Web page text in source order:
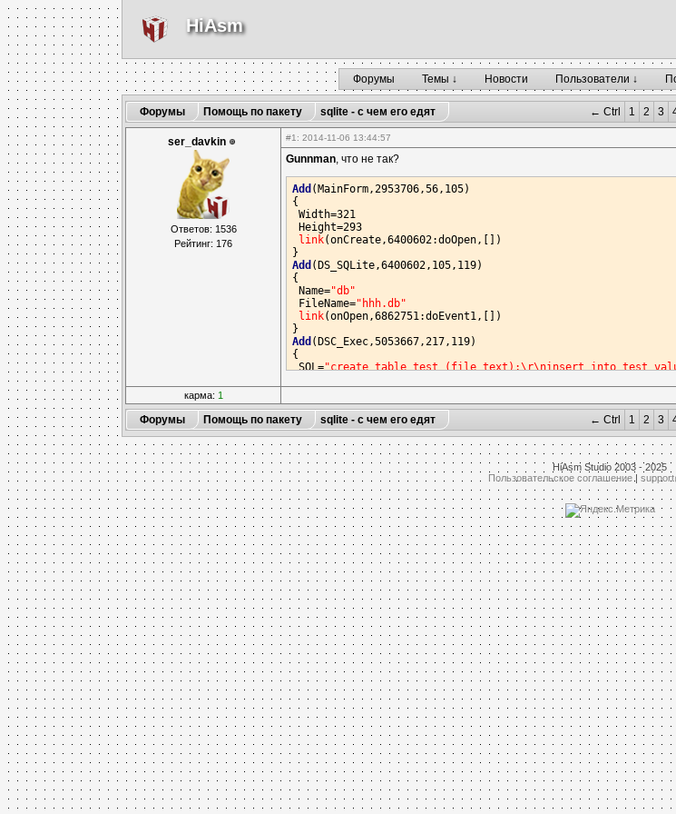
HiAsm
Форумы Темы ↓ Новости Пользователи ↓
Форумы Помощь по пакету sqlite - с чем его едят ← Ctrl 1 2 3
ser_davkin
Ответов: 1536
Рейтинг: 176
#1 : 2014-11-06 13:44:57
Gunnman, что не так?
Add (MainForm,2953706,56,105)
{
Width=321
Height=293
link(onCreate,6400602:doOpen,[])
Add (DS_SQLite,6400602,105,119)
{
Name="db"
FileName="hhh.db"
link(onOpen,6862751:doEvent1,[])
Add (DSC_Exec,5053667,217,119)
{
SQL="create table test (file text);\r\ninsert into test
Add(DSC_Query,4593301,217,224)
{
SQL="select rtrim(rtrim(file,"htmlexemp3"),'.') from test;"
DSManager="db"
link
(onQuery,16761449:doAdd,[])
link
(onError,10876226:doMessage,[])
}
Add
(Memo,9943073,308,168)
{
Left=5
Top=5
Width=140
Height=245
}
Add
(Message,10876226,259,238)
{
}
Add
(Hub,6862751,154,119)
{
OutCount=3
link
(onEvent1,5053667:doExec,[])
link
(onEvent2,8668742:doQuery,[(192,132)(192,174)])
link
(onEvent3,4593301:doQuery,[(184,139)(184,230)])
}
Add
(DSC_Query,8668742,217,168)
{
SQL=
"select file from test;"
DSManager="db"
link
(onQuery,9943073:doAdd,[])
}
Add
(Memo,16761449,308,224)
{
карма: 1
Форумы
Помощь по пакету sqlite - с чем его едят ← Ctrl 1 2 3
HiAsm Studio 2003 - 2025
Пользовательское соглашение|